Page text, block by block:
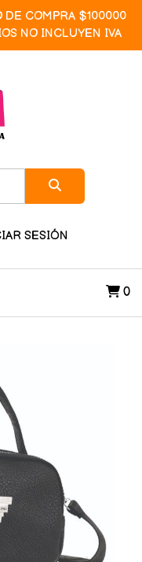
DE COMPRA $100000
NO INCLUYEN IVA
SESIÓN
0